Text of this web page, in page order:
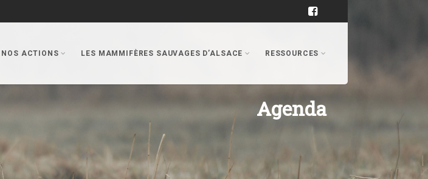
NOS ACTIONS LES MAMMIFÈRES SAUVAGES D’ALSACE RESSOURCES
Agenda